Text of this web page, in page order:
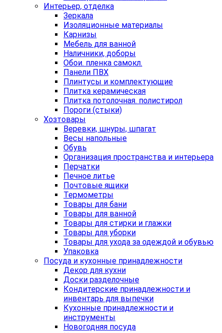
Интерьер, отделка
Зеркала
Изоляционные материалы
Карнизы
Мебель для ванной
Наличники, доборы
Обои. пленка самокл.
Панели ПВХ
Плинтусы и комплектующие
Плитка керамическая
Плитка потолочная. полистирол
Пороги (стыки)
Хозтовары
Веревки, шнуры, шпагат
Весы напольные
Обувь
Организация пространства и интерьера
Перчатки
Печное литье
Почтовые ящики
Термометры
Товары для бани
Товары для ванной
Товары для стирки и глажки
Товары для уборки
Товары для ухода за одеждой и обувью
Упаковка
Посуда и кухонные принадлежности
Декор для кухни
Доски разделочные
Кондитерские принадлежности и
инвентарь для выпечки
Кухонные принадлежности и
инструменты
Новогодняя посуда